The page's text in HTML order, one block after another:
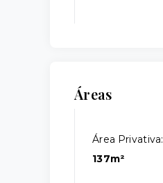
Áreas
Área Privativa:
137m²